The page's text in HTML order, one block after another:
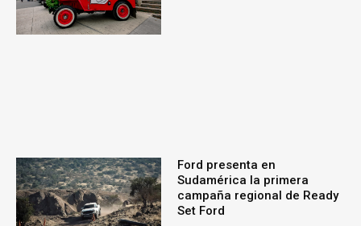
Ford presenta en
Sudamérica la primera
campaña regional de Ready
Set Ford